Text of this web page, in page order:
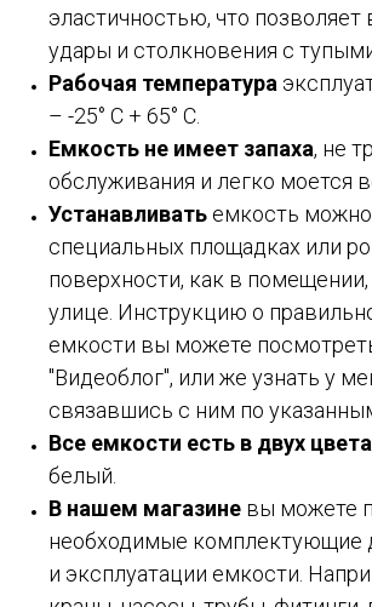
эластичностью, что
удары и столкновения с
Рабочая температура
– -25° C + 65° C.
Емкость не имеет запаха, не
обслуживания и легко моется
Устанавливать емкость
специальных площадках или
поверхности, как в помещении,
улице. Инструкцию о
емкости вы можете
"Видеоблог", или же узнать у
связавшись с ним по
Все емкости есть в двух
белый.
В нашем магазине вы можете
необходимые комплектующие
и эксплуатации емкости.